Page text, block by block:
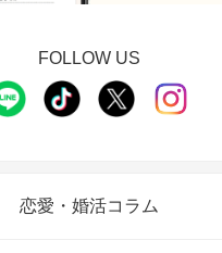
FOLLOW US
恋愛・婚活コラム